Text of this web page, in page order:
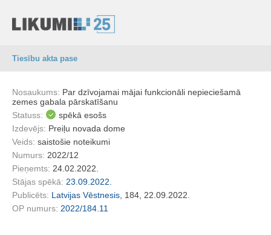
Tiesību akta pase
Nosaukums: Par dzīvojamai mājai funkcionāli nepieciešamā
zemes gabala pārskatīšanu
Statuss:
spēkā esošs
Izdevējs: Preiļu novada dome
Veids: saistošie noteikumi
Numurs: 2022/12
Pieņemts: 24.02.2022.
Stājas spēkā: 23.09.2022.
Publicēts: Latvijas Vēstnesis , 184, 22.09.2022.
OP numurs: 2022/184.11